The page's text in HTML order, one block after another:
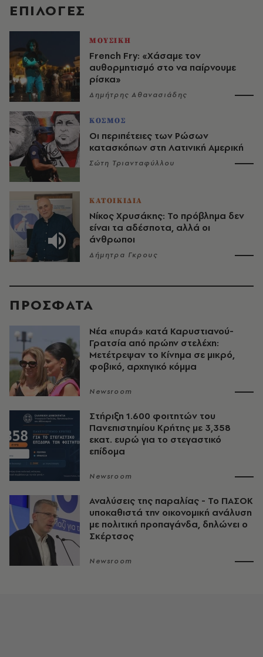
EΠΙΛΟΓΈΣ
ΜΟΥΣΙΚΗ
French Fry: «Χάσαμε τον
αυθορμητισμό στο να παίρνουμε
ρίσκα»
Δημήτρης Αθανασιάδης
ΚΟΣΜΟΣ
Οι περιπέτειες των Ρώσων
κατασκόπων στη Λατινική Αμερική
Σώτη Τριανταφύλλου
ΚΑΤΟΙΚΙΔΙΑ
Νίκος Χρυσάκης: Το πρόβλημα δεν
είναι τα αδέσποτα, αλλά οι
άνθρωποι
Δήμητρα Γκρους
ΠΡΟΣΦΑΤΑ
Νέα «πυρά» κατά Καρυστιανού-
Γρατσία από πρώην στελέχη:
Μετέτρεψαν το Κίνημα σε μικρό,
φοβικό, αρχηγικό κόμμα
Newsroom
Στήριξη 1.600 φοιτητών του
Πανεπιστημίου Κρήτης με 3,358
εκατ. ευρώ για το στεγαστικό
επίδομα
Newsroom
Αναλύσεις της παραλίας - Το ΠΑΣΟΚ
υποκαθιστά την οικονομική ανάλυση
με πολιτική προπαγάνδα, δηλώνει ο
Σκέρτσος
Newsroom